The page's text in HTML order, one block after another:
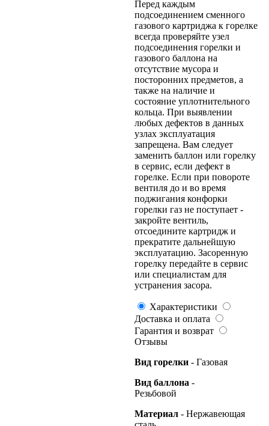
Перед каждым
подсоединением сменного
газового картриджа к горелке
всегда проверяйте узел
подсоединения горелки и
газового баллона на
отсутствие мусора и
посторонних предметов, а
также на наличие и
состояние уплотнительного
кольца. При выявлении
любых дефектов в данных
узлах эксплуатация
запрещена. Вам следует
заменить баллон или горелку
в сервис, если дефект в
горелке. Если при повороте
вентиля до и во время
поджигания конфорки
горелки газ не поступает -
закройте вентиль,
отсоедините картридж и
прекратите дальнейшую
эксплуатацию. Засоренную
горелку передайте в сервис
или специалистам для
устранения засора.
Характеристики
Доставка и оплата
Гарантия и возврат
Отзывы
Вид горелки - Газовая
Вид баллона -
Резьбовой
Материал - Нержавеющая